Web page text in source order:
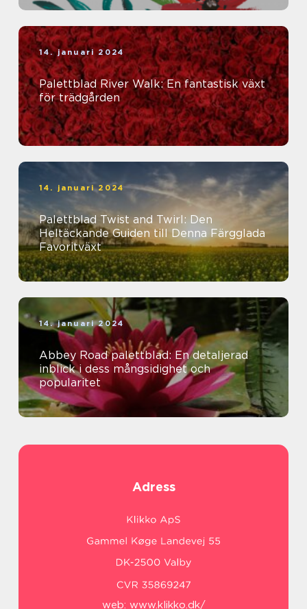
14. januari 2024
Palettblad River Walk: En fantastisk växt
för trädgården
14. januari 2024
Palettblad Twist and Twirl: Den
Heltäckande Guiden till Denna Färgglada
Favoritväxt
14. januari 2024
Abbey Road palettblad: En detaljerad
inblick i dess mångsidighet och
popularitet
Adress
web: www.klikko.dk/